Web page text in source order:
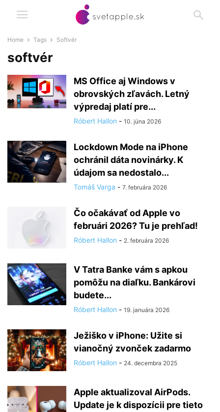
Home Tags Softvér
softvér
MS Office aj Windows v
obrovských zľavách. Letný
výpredaj platí pre...
Róbert Hallon - 10. júna 2026
Lockdown Mode na iPhone
ochránil dáta novinárky. K
údajom sa nedostalo...
Tomáš Varga - 7. februára 2026
Čo očakávať od Apple vo
februári 2026? Tu je prehľad!
Róbert Hallon - 2. februára 2026
V Tatra Banke vám s apkou
pomôžu na diaľku. Bankárovi
budete...
Róbert Hallon - 19. januára 2026
Ježiško v iPhone: Užite si
vianočný zvonček zadarmo
Róbert Hallon - 24. decembra 2025
Apple aktualizoval AirPods.
Update je k dispozícii pre tieto